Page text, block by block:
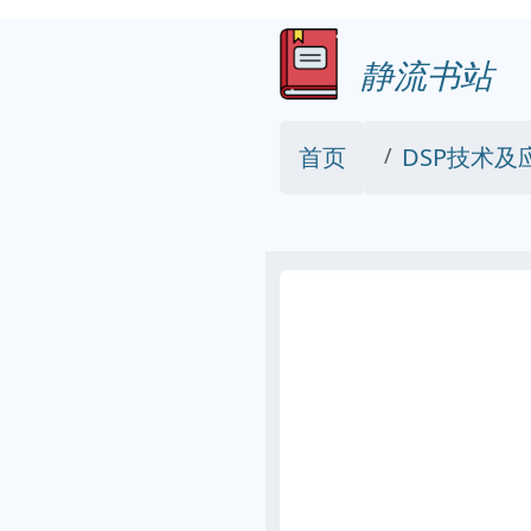
静流书站
首页 DSP技术及